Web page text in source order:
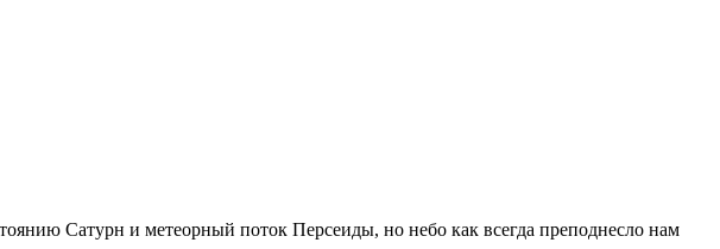
Сатурн и метеорный поток Персеиды, но небо как всегда преподнесло нам